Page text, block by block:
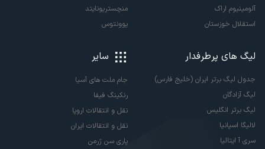
آلومینیوم اراک
استقلال خوزستان
منچستریونایتد
یوونتوس
لیگ های پرطرفدار
جدول لیگ برتر ایران (خلیج فارس)
لیگ آزادگان
لیگ برتر انگلیس
لالیگا اسپانیا
سری آ ایتالیا
سایر
جام ملت های آسیا
رنکینگ فیفا
نقل و انتقالات اروپا
نقل و انتقالات ایران
پاری سن ژرمن